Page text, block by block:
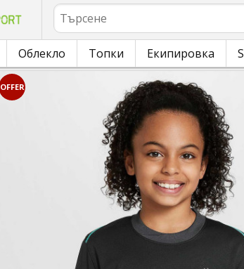
Търсене
Облекло Топки Екипировка
OFFER